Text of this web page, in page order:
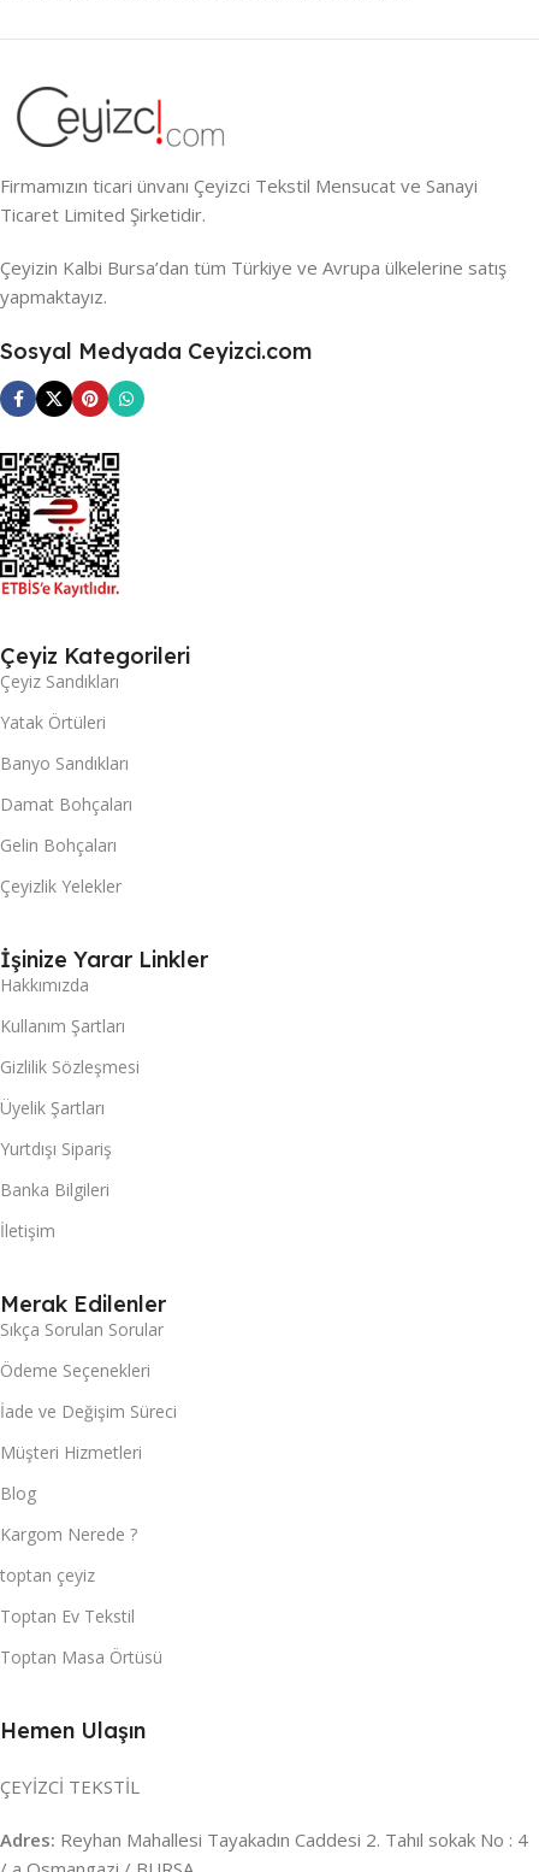
Firmamızın ticari ünvanı Çeyizci Tekstil Mensucat ve Sanayi
Ticaret Limited Şirketidir.
Çeyizin Kalbi Bursa’dan tüm Türkiye ve Avrupa ülkelerine satış
yapmaktayız.
Sosyal Medyada Ceyizci.com
Çeyiz Kategorileri
Çeyiz Sandıkları
Yatak Örtüleri
Banyo Sandıkları
Damat Bohçaları
Gelin Bohçaları
Çeyizlik Yelekler
İşinize Yarar Linkler
Hakkımızda
Kullanım Şartları
Gizlilik Sözleşmesi
Üyelik Şartları
Yurtdışı Sipariş
Banka Bilgileri
İletişim
Merak Edilenler
Sıkça Sorulan Sorular
Ödeme Seçenekleri
İade ve Değişim Süreci
Müşteri Hizmetleri
Blog
Kargom Nerede ?
toptan çeyiz
Toptan Ev Tekstil
Toptan Masa Örtüsü
Hemen Ulaşın
ÇEYİZCİ TEKSTİL
Adres: Reyhan Mahallesi Tayakadın Caddesi 2. Tahıl sokak No : 4